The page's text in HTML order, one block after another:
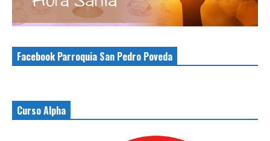
Facebook Parroquia San Pedro Poveda
Curso Alpha